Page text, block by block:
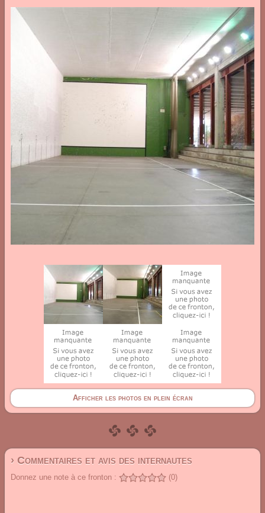
Afficher les photos en plein écran
› Commentaires et avis des internautes
Donnez une note à ce fronton : (0)